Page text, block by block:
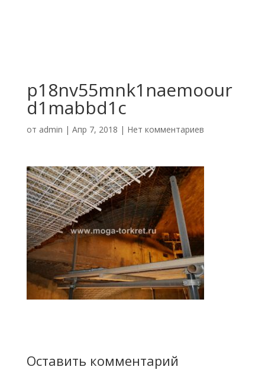
p18nv55mnk1naemoour
d1mabbd1c
от admin | Апр 7, 2018 | Нет комментариев
Оставить комментарий